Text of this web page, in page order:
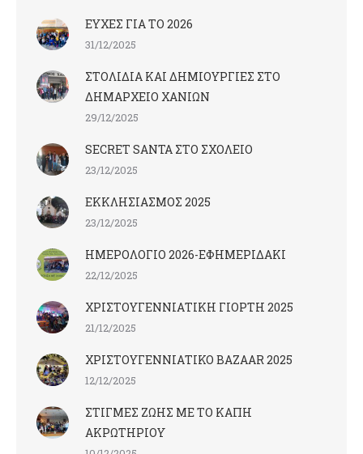
ΕΥΧΕΣ ΓΙΑ ΤΟ 2026
31/12/2025
ΣΤΟΛΙΔΙΑ ΚΑΙ ΔΗΜΙΟΥΡΓΙΕΣ ΣΤΟ
ΔΗΜΑΡΧΕΙΟ ΧΑΝΙΩΝ
29/12/2025
SECRET SANTA ΣΤΟ ΣΧΟΛΕΙΟ
23/12/2025
ΕΚΚΛΗΣΙΑΣΜΟΣ 2025
23/12/2025
ΗΜΕΡΟΛΟΓΙΟ 2026-ΕΦΗΜΕΡΙΔΑΚΙ
22/12/2025
ΧΡΙΣΤΟΥΓΕΝΝΙΑΤΙΚΗ ΓΙΟΡΤΗ 2025
21/12/2025
ΧΡΙΣΤΟΥΓΕΝΝΙΑΤΙΚΟ BAZAAR 2025
12/12/2025
ΣΤΙΓΜΕΣ ΖΩΗΣ ΜΕ ΤΟ ΚΑΠΗ
ΑΚΡΩΤΗΡΙΟΥ